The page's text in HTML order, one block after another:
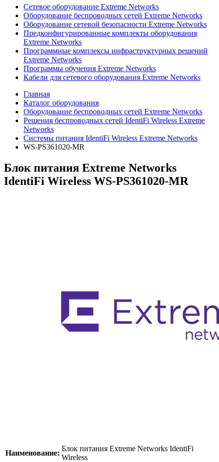
Сетевое оборудование Extreme Networks
Оборудование беспроводных сетей Extreme Networks
Оборудование сетевой безопасности Extreme Networks
Предконфигурированные комплекты оборудования
Extreme Networks
Программные комплексы инфраструктурных решений
Extreme Networks
Программы обучения Extreme Networks
Кабели для сетевого оборудования Extreme Networks
Главная
Каталог оборудования
Оборудование беспроводных сетей Extreme Networks
Решения беспроводных сетей IdentiFi Wireless Extreme
Networks
Системы питания IdentiFi Wireless Extreme Networks
WS-PS361020-MR
Блок питания Extreme Networks
IdentiFi Wireless WS-PS361020-MR
Наименование:
Блок питания Extreme Networks IdentiFi
Wireless